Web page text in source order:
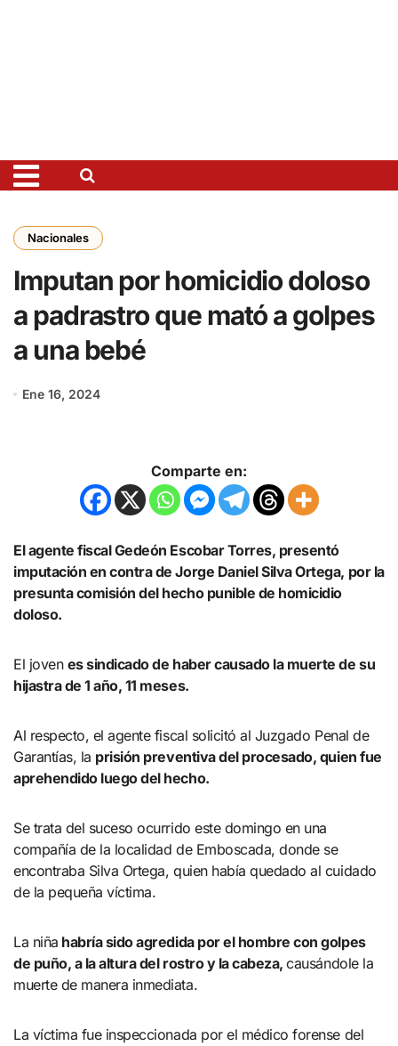
Nacionales
Imputan por homicidio doloso
a padrastro que mató a golpes
a una bebé
Ene 16, 2024
Comparte en:
El agente fiscal Gedeón Escobar Torres, presentó
imputación en contra de Jorge Daniel Silva Ortega, por la
presunta comisión del hecho punible de homicidio
doloso.
El joven es sindicado de haber causado la muerte de su
hijastra de 1 año, 11 meses.
Al respecto, el agente fiscal solicitó al Juzgado Penal de
Garantías, la prisión preventiva del procesado, quien fue
aprehendido luego del hecho.
Se trata del suceso ocurrido este domingo en una
compañía de la localidad de Emboscada, donde se
encontraba Silva Ortega, quien había quedado al cuidado
de la pequeña víctima.
La niña habría sido agredida por el hombre con golpes
de puño, a la altura del rostro y la cabeza,causándole la
muerte de manera inmediata.
La víctima fue inspeccionada por el médico forense del